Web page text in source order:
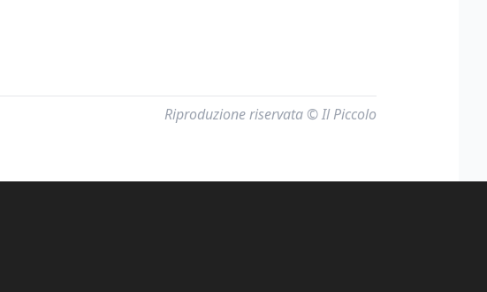
Riproduzione riservata © Il Piccolo